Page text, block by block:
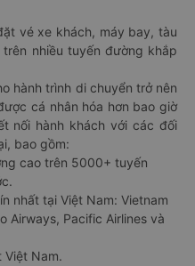
vé xe khách, máy bay, tàu
nhiều tuyến đường khắp
hành trình di chuyển trở nên
cá nhân hóa hơn bao giờ
nối hành khách với các đối
bao gồm:
cao trên 5000+ tuyến
nhất tại Việt Nam: Vietnam
Airways, Pacific Airlines và
Việt Nam.